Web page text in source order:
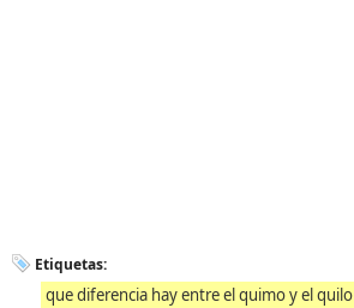
Etiquetas:
que diferencia hay entre el quimo y el quilo